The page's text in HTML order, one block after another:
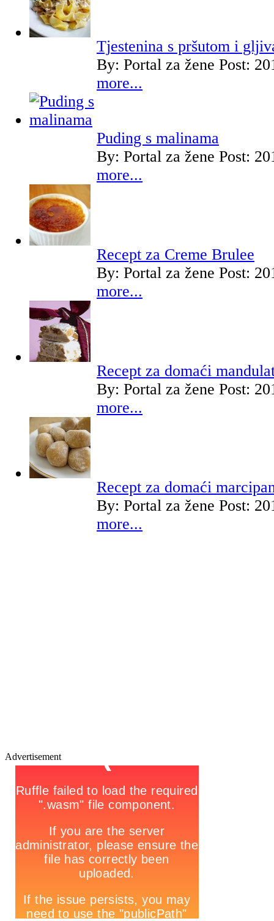
Tjestenina s pršutom i
By: Portal za žene Post:
more...
Puding s malinama
By: Portal za žene Post:
more...
Recept za Creme Brulee
By: Portal za žene Post:
more...
Recept za domaći
By: Portal za žene Post:
more...
Recept za domaći
By: Portal za žene Post:
more...
Advertisement